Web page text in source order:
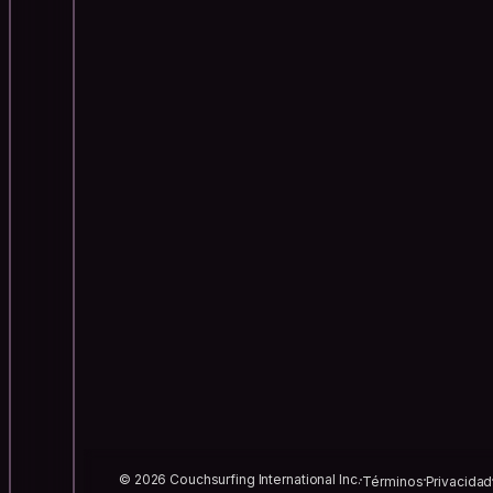
© 2026 Couchsurfing International Inc.TérminosPrivacidad